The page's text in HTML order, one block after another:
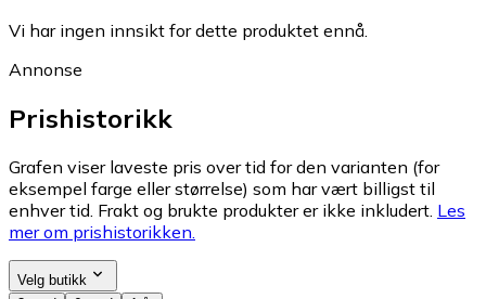
Vi har ingen innsikt for dette produktet ennå.
Annonse
Prishistorikk
Grafen viser laveste pris over tid for den varianten (for
eksempel farge eller størrelse) som har vært billigst til
enhver tid. Frakt og brukte produkter er ikke inkludert. Les
mer om prishistorikken.
Velg butikk